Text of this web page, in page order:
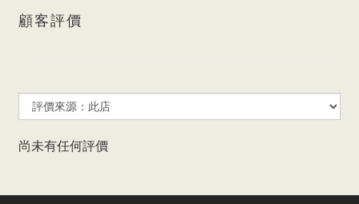
顧客評價
尚未有任何評價